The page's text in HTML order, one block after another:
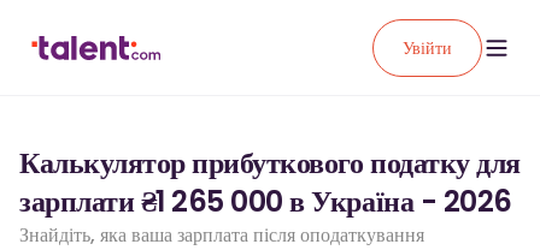
Увійти
Калькулятор прибуткового податку для
зарплати ₴1 265 000 в Україна - 2026
Знайдіть, яка ваша зарплата після оподаткування